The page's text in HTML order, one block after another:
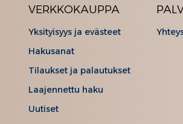
VERKKOKAUPPA
Yksityisyys ja evästeet
Hakusanat
Tilaukset ja palautukset
Laajennettu haku
Uutiset